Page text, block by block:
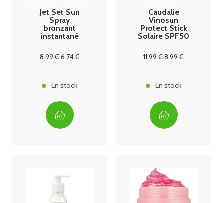
Jet Set Sun
Spray
bronzant
instantané
8.99€6.74€
En stock
Caudalie
Vinosun
Protect Stick
Solaire SPF50
11.99€8.99 €
En stock